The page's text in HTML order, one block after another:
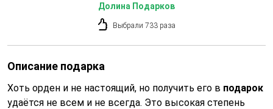
Долина Подарков
Выбрали 733 раза
Описание подарка
Хоть орден и не настоящий, но получить его в подарок
удаётся не всем и не всегда. Это высокая степень